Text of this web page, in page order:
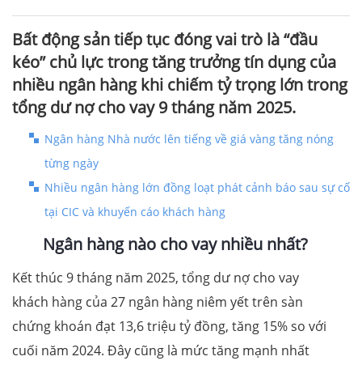
Bất động sản tiếp tục đóng vai trò là “đầu
kéo” chủ lực trong tăng trưởng tín dụng của
nhiều ngân hàng khi chiếm tỷ trọng lớn trong
tổng dư nợ cho vay 9 tháng năm 2025.
Ngân hàng Nhà nước lên tiếng về giá vàng tăng nóng
từng ngày
Nhiều ngân hàng lớn đồng loạt phát cảnh báo sau sự cố
tại CIC và khuyến cáo khách hàng
Ngân hàng nào cho vay nhiều nhất?
Kết thúc 9 tháng năm 2025, tổng dư nợ cho vay
khách hàng của 27 ngân hàng niêm yết trên sàn
chứng khoán đạt 13,6 triệu tỷ đồng, tăng 15% so với
cuối năm 2024. Đây cũng là mức tăng mạnh nhất